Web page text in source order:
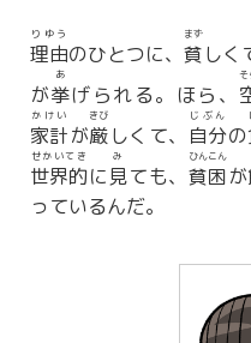
理由
りゆう
のひとつに、 貧
まず
しく
が挙
あ
げられる。ほら、
そ
家計
かけい
が厳
きび
しくて、 自分
じぶん
の
世界的
せかいてき
に見
み
ても、 貧困
ひんこん
が
っているんだ。